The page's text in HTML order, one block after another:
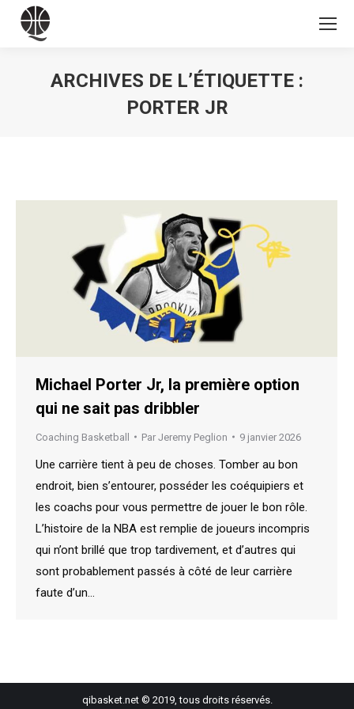
ARCHIVES DE L’ÉTIQUETTE :
PORTER JR
Michael Porter Jr, la première option
qui ne sait pas dribbler
Coaching Basketball Par Jeremy Peglion 9 janvier 2026
Une carrière tient à peu de choses. Tomber au bon
endroit, bien s’entourer, posséder les coéquipiers et
les coachs pour vous permettre de jouer le bon rôle.
L’histoire de la NBA est remplie de joueurs incompris
qui n’ont brillé que trop tardivement, et d’autres qui
sont probablement passés à côté de leur carrière
faute d’un…
qibasket.net © 2019, tous droits réservés.